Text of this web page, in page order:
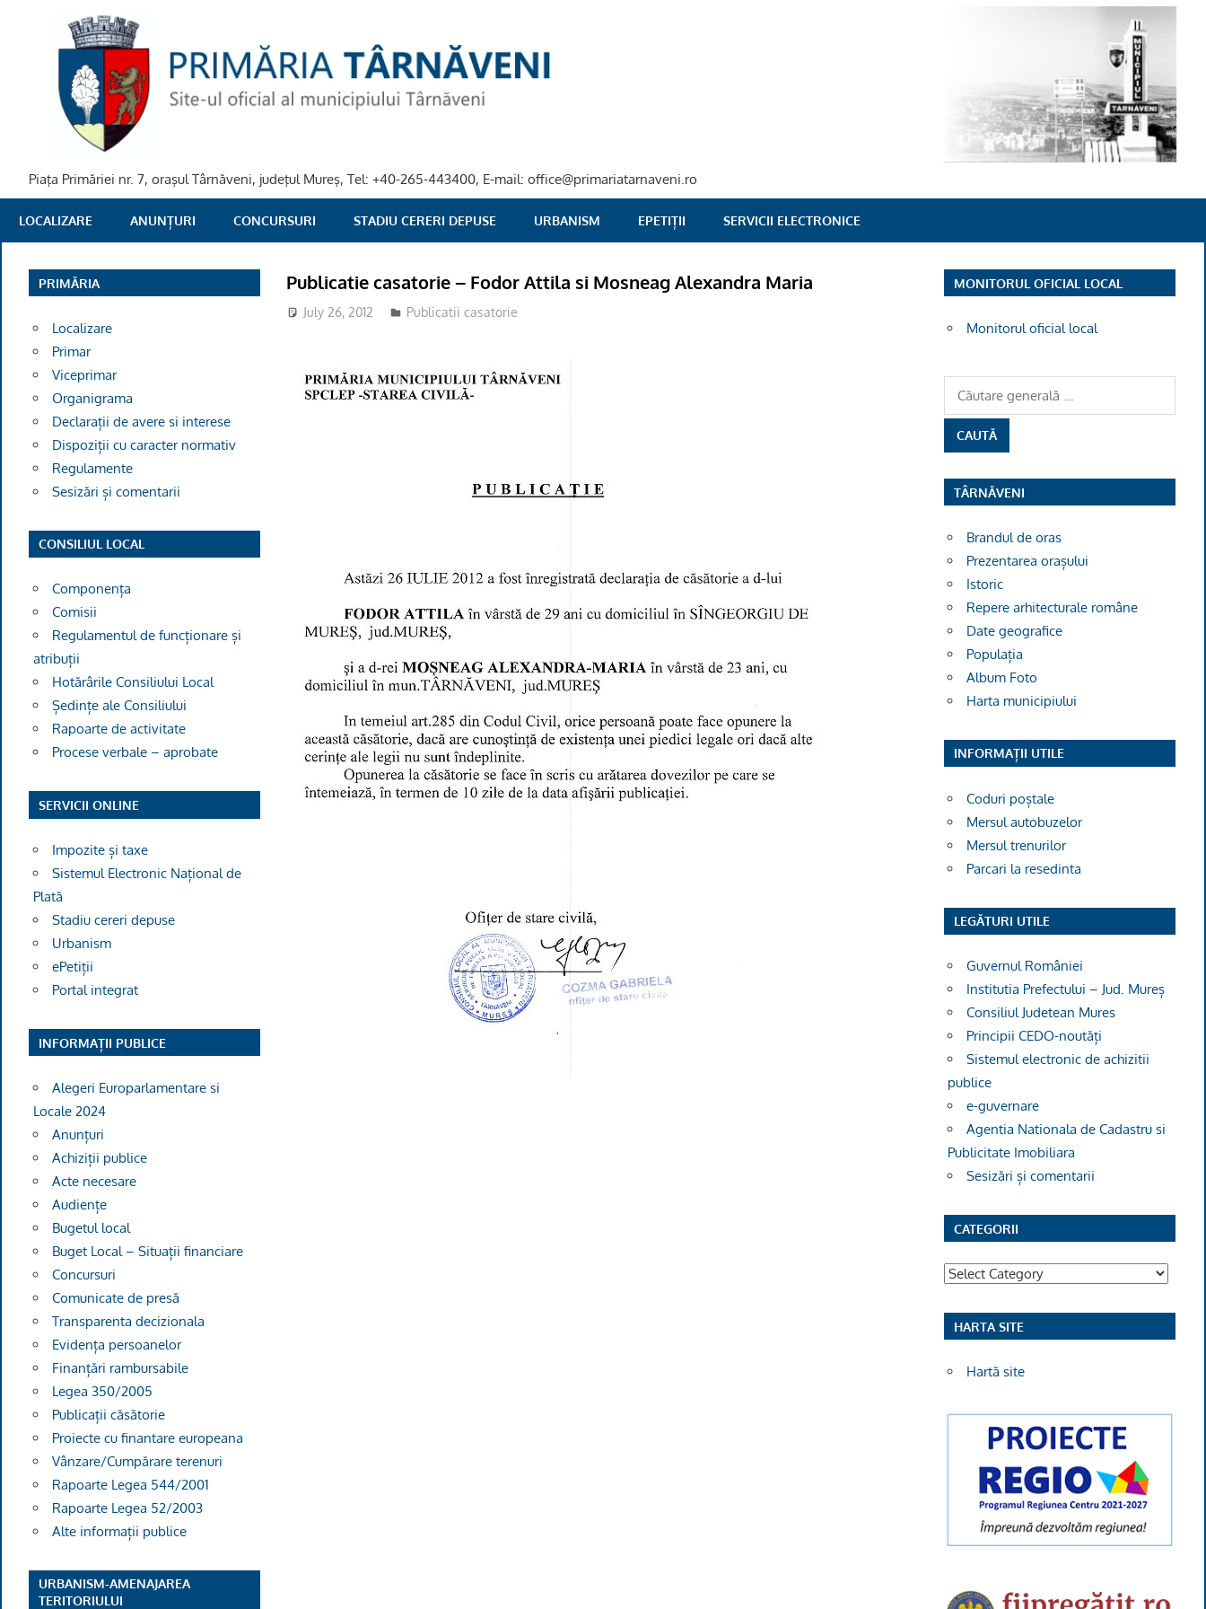
PRIMARIA
TARNAVENI
Piaţa Primăriei nr. 7, oraşul Târnăveni, judeţul Mureş, Tel: +40-265-443400, E-mail: office@primariatarnaveni.ro
LOCALIZARE ANUNȚURI CONCURSURI STADIU CERERI DEPUSE URBANISM EPETIȚII SERVICII ELECTRONICE
Publicatie casatorie – Fodor Attila si Mosneag Alexandra Maria
July 26, 2012 Publicatii casatorie
PRIMĂRIA
Localizare
Primar
Viceprimar
Organigrama
Declarații de avere si interese
Dispoziții cu caracter normativ
Regulamente
Sesizări și comentarii
CONSILIUL LOCAL
Componența
Comisii
Regulamentul de funcționare și
atribuții
Hotărârile Consiliului Local
Ședințe ale Consiliului
Rapoarte de activitate
Procese verbale – aprobate
SERVICII ONLINE
Impozite și taxe
Sistemul Electronic Național de
Plată
Stadiu cereri depuse
Urbanism
ePetiții
Portal integrat
INFORMAȚII PUBLICE
Alegeri Europarlamentare si
Locale 2024
Anunțuri
Achiziții publice
Acte necesare
Audiențe
Bugetul local
Buget Local – Situații financiare
Concursuri
Comunicate de presă
Transparenta decizionala
Evidența persoanelor
Finanțări rambursabile
Legea 350/2005
Publicații căsătorie
Proiecte cu finantare europeana
Vânzare/Cumpărare terenuri
Rapoarte Legea 544/2001
Rapoarte Legea 52/2003
Alte informații publice
URBANISM-AMENAJAREA
TERITORIULUI
MONITORUL OFICIAL LOCAL
Monitorul oficial local
TÂRNĂVENI
Brandul de oras
Prezentarea orașului
Istoric
Repere arhitecturale române
Date geografice
Populația
Album Foto
Harta municipiului
INFORMAȚII UTILE
Coduri poștale
Mersul autobuzelor
Mersul trenurilor
Parcari la resedinta
LEGĂTURI UTILE
Guvernul României
Institutia Prefectului – Jud. Mureș
Consiliul Judetean Mures
Principii CEDO-noutăți
Sistemul electronic de achizitii
publice
e-guvernare
Agentia Nationala de Cadastru si
Publicitate Imobiliara
Sesizări și comentarii
CATEGORII
Categorii
HARTA SITE
Hartă site